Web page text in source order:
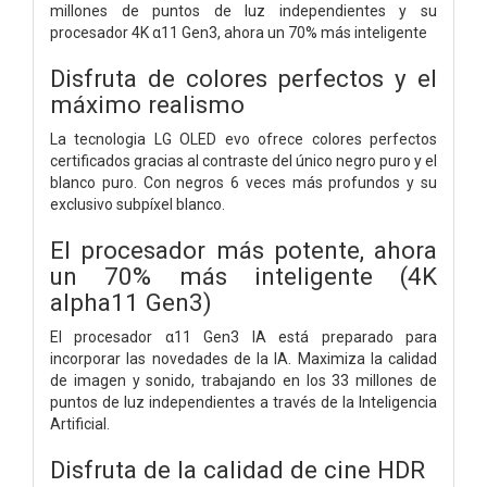
millones de puntos de luz independientes y su
procesador 4K α11 Gen3, ahora un 70% más inteligente
Disfruta de colores perfectos y el
máximo realismo
La tecnologia LG OLED evo ofrece colores perfectos
certificados gracias al contraste del único negro puro y el
blanco puro. Con negros 6 veces más profundos y su
exclusivo subpíxel blanco.
El procesador más potente, ahora
un 70% más inteligente (4K
alpha11 Gen3)
El procesador α11 Gen3 IA está preparado para
incorporar las novedades de la IA. Maximiza la calidad
de imagen y sonido, trabajando en los 33 millones de
puntos de luz independientes a través de la Inteligencia
Artificial.
Disfruta de la calidad de cine HDR